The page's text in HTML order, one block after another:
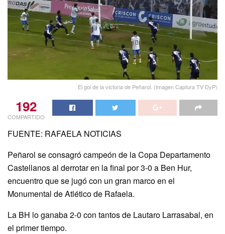
El gol de la victoria de Peñarol. (Imagen Captura TV DyP)
192
COMPARTIDO
FUENTE: RAFAELA NOTICIAS
Peñarol se consagró campeón de la Copa Departamento
Castellanos al derrotar en la final por 3-0 a Ben Hur,
encuentro que se jugó con un gran marco en el
Monumental de Atlético de Rafaela.
La BH lo ganaba 2-0 con tantos de Lautaro Larrasabal, en
el primer tiempo.